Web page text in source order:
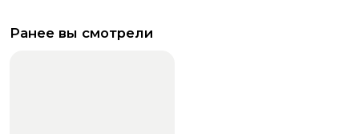
Ранее вы смотрели